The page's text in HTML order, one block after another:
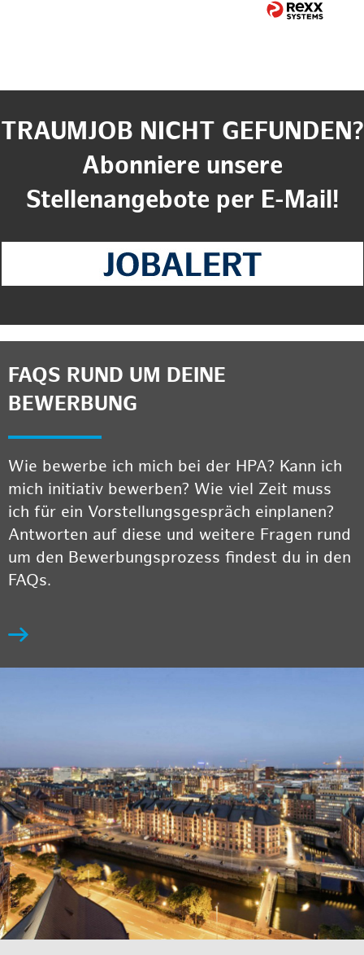
TRAUMJOB NICHT GEFUNDEN?
Abonniere unsere
Stellenangebote per E-Mail!
FAQS RUND UM DEINE
BEWERBUNG
Wie bewerbe ich mich bei der HPA? Kann ich
mich initiativ bewerben? Wie viel Zeit muss
ich für ein Vorstellungsgespräch einplanen?
Antworten auf diese und weitere Fragen rund
um den Bewerbungsprozess findest du in den
FAQs.